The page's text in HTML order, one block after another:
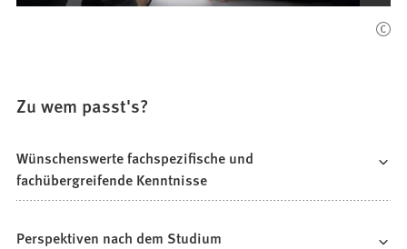
den
Zu wem passt's?
Wünschenswerte fachspezifische und
fachübergreifende Kenntnisse
Perspektiven nach dem Studium